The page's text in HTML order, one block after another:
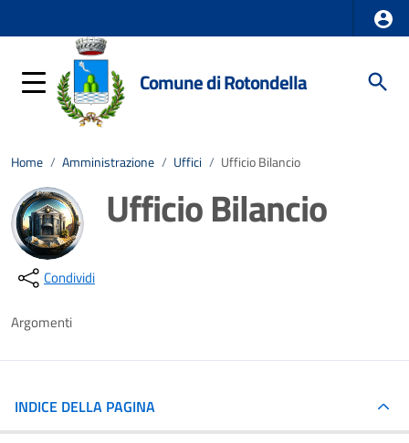
Comune di Rotondella
Home / Amministrazione / Uffici / Ufficio Bilancio
Ufficio Bilancio
Condividi
Argomenti
INDICE DELLA PAGINA